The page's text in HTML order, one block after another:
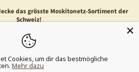
das grösste Moskitonetz-Sortiment der
Schweiz!
Cookies, um dir das bestmögliche
Mehr dazu